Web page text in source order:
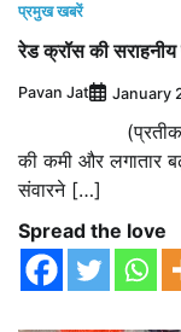
प्रमुख खबरें
रेड क्रॉस की
Pavan Jat January
(प्रतीक पाठक
की कमी और लगातार
संवारने […]
Spread the love